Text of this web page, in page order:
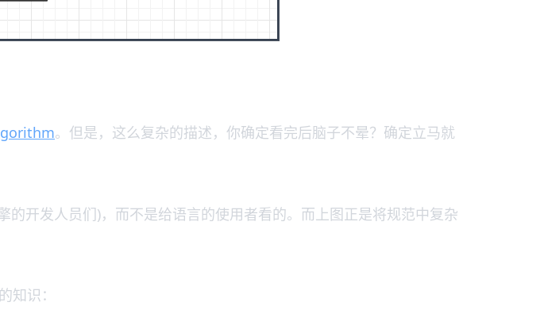
。但是，这么复杂的描述，你确定看完后脑子不晕？确定立马就
开发人员们)，而不是给语言的使用者看的。而上图正是将规范中复杂
知识：